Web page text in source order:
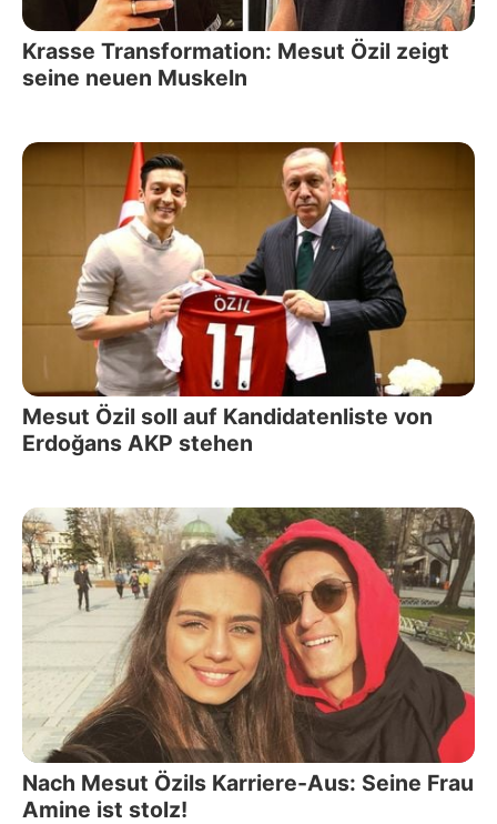
Krasse Transformation: Mesut Özil zeigt
seine neuen Muskeln
Mesut Özil soll auf Kandidatenliste von
Erdoğans AKP stehen
Nach Mesut Özils Karriere-Aus: Seine Frau
Amine ist stolz!